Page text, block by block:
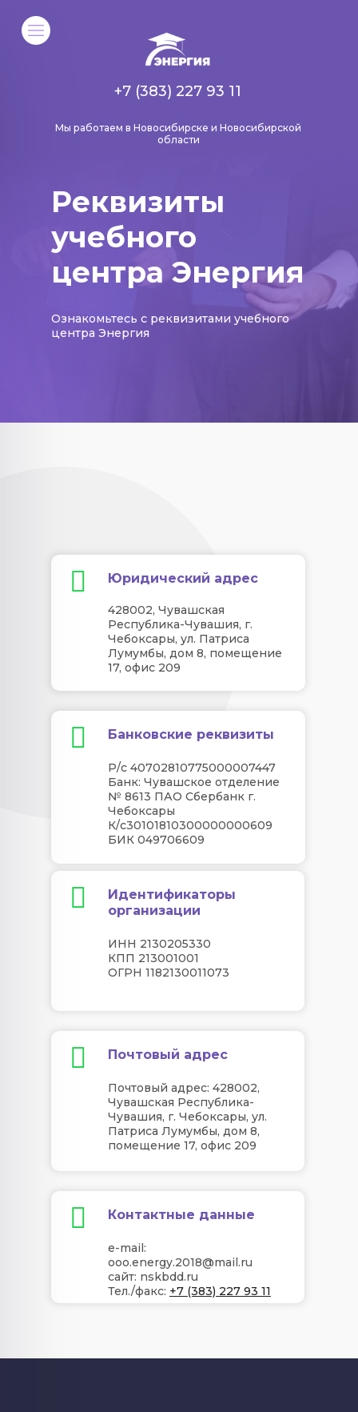
Мы работаем в Новосибирске и Новосибирской
области
+7 (383) 227 93 11
Реквизиты
учебного
центра Энергия​​​​​​​
Ознакомьтесь с реквизитами учебного
центра Энергия
Юридический адрес
428002, Чувашская
Республика-Чувашия, г.
Чебоксары, ул. Патриса
Лумумбы, дом 8, помещение
17, офис 209
Банковские реквизиты
Идентификаторы
организации
Почтовый адрес
Контактные данные
Р/с 40702810775000007447
Банк: Чувашское отделение
№ 8613 ПАО Сбербанк г.
Чебоксары
К/с30101810300000000609
БИК 049706609
ИНН 2130205330
КПП 213001001
ОГРН 1182130011073
Почтовый адрес: 428002,
Чувашская Республика-
Чувашия, г. Чебоксары, ул.
Патриса Лумумбы, дом 8,
помещение 17, офис 209
e-mail:
ooo.energy.2018@mail.ru
сайт: nskbdd.ru
Тел./факс: +7 (383) 227 93 11